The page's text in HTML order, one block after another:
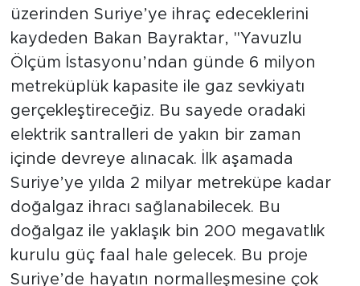
üzerinden Suriye’ye ihraç edeceklerini
kaydeden Bakan Bayraktar, "Yavuzlu
Ölçüm İstasyonu’ndan günde 6 milyon
metreküplük kapasite ile gaz sevkiyatı
gerçekleştireceğiz. Bu sayede oradaki
elektrik santralleri de yakın bir zaman
içinde devreye alınacak. İlk aşamada
Suriye’ye yılda 2 milyar metreküpe kadar
doğalgaz ihracı sağlanabilecek. Bu
doğalgaz ile yaklaşık bin 200 megavatlık
kurulu güç faal hale gelecek. Bu proje
Suriye’de hayatın normalleşmesine çok